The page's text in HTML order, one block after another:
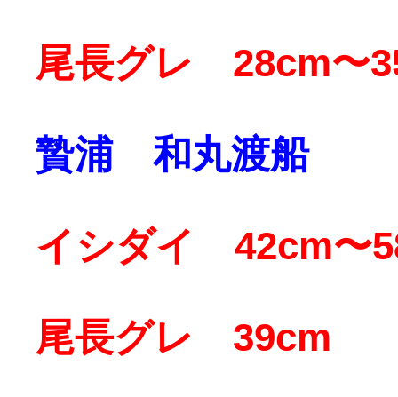
尾長グレ 28cm〜
贄浦 和丸渡船
イシダイ 42cm〜
尾長グレ 39cm